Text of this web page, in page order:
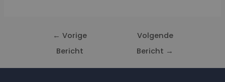
← Vorige
Bericht
Volgende
Bericht →